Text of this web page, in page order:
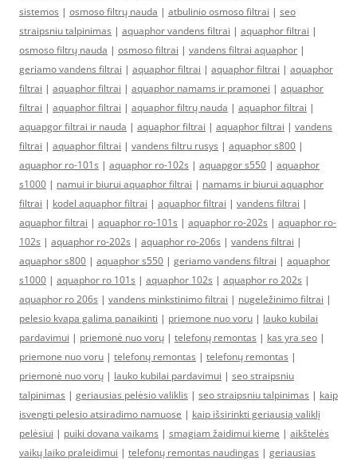
sistemos | osmoso filtrų nauda | atbulinio osmoso filtrai | seo
straipsniu talpinimas | aquaphor vandens filtrai | aquaphor filtrai |
osmoso filtrų nauda | osmoso filtrai | vandens filtrai aquaphor |
geriamo vandens filtrai | aquaphor filtrai | aquaphor filtrai | aquaphor
filtrai | aquaphor filtrai | aquaphor namams ir pramonei | aquaphor
filtrai | aquaphor filtrai | aquaphor filtrų nauda | aquaphor filtrai |
aquapgor filtrai ir nauda | aquaphor filtrai | aquaphor filtrai | vandens
filtrai | aquaphor filtrai | vandens filtru rusys | aquaphor s800 |
aquaphor ro-101s | aquaphor ro-102s | aquapgor s550 | aquaphor
s1000 | namui ir biurui aquaphor filtrai | namams ir biurui aquaphor
filtrai | kodel aquaphor filtrai | aquaphor filtrai | vandens filtrai |
aquaphor filtrai | aquaphor ro-101s | aquaphor ro-202s | aquaphor ro-
102s | aquaphor ro-202s | aquaphor ro-206s | vandens filtrai |
aquaphor s800 | aquaphor s550 | geriamo vandens filtrai | aquaphor
s1000 | aquaphor ro 101s | aquaphor 102s | aquaphor ro 202s |
aquaphor ro 206s | vandens minkstinimo filtrai | nugeležinimo filtrai |
pelesio kvapa galima panaikinti | priemone nuo voru | lauko kubilai
pardavimui | priemonė nuo vorų | telefonų remontas | kas yra seo |
priemone nuo voru | telefonų remontas | telefonų remontas |
priemonė nuo vorų | lauko kubilai pardavimui | seo straipsniu
talpinimas | geriausias pelėsio valiklis | seo straipsniu talpinimas | kaip
isvengti pelesio atsiradimo namuose | kaip išsirinkti geriausią valiklį
pelėsiui | puiki dovana vaikams | smagiam žaidimui kieme | aikštelės
vaikų laiko praleidimui | telefonų remontas naudingas | geriausias